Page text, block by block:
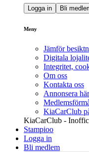
Logga in Bli
Meny
Jämför
Digitala
Integritet,
Om oss
Kontakta oss
Annonsera här
KiaCarClub
KiaCarClub -
Stampioo
Logga in
Bli medlem